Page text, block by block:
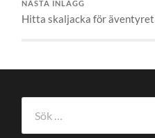
NÄSTA INLÄGG
Hitta skaljacka för äventyret
efter: